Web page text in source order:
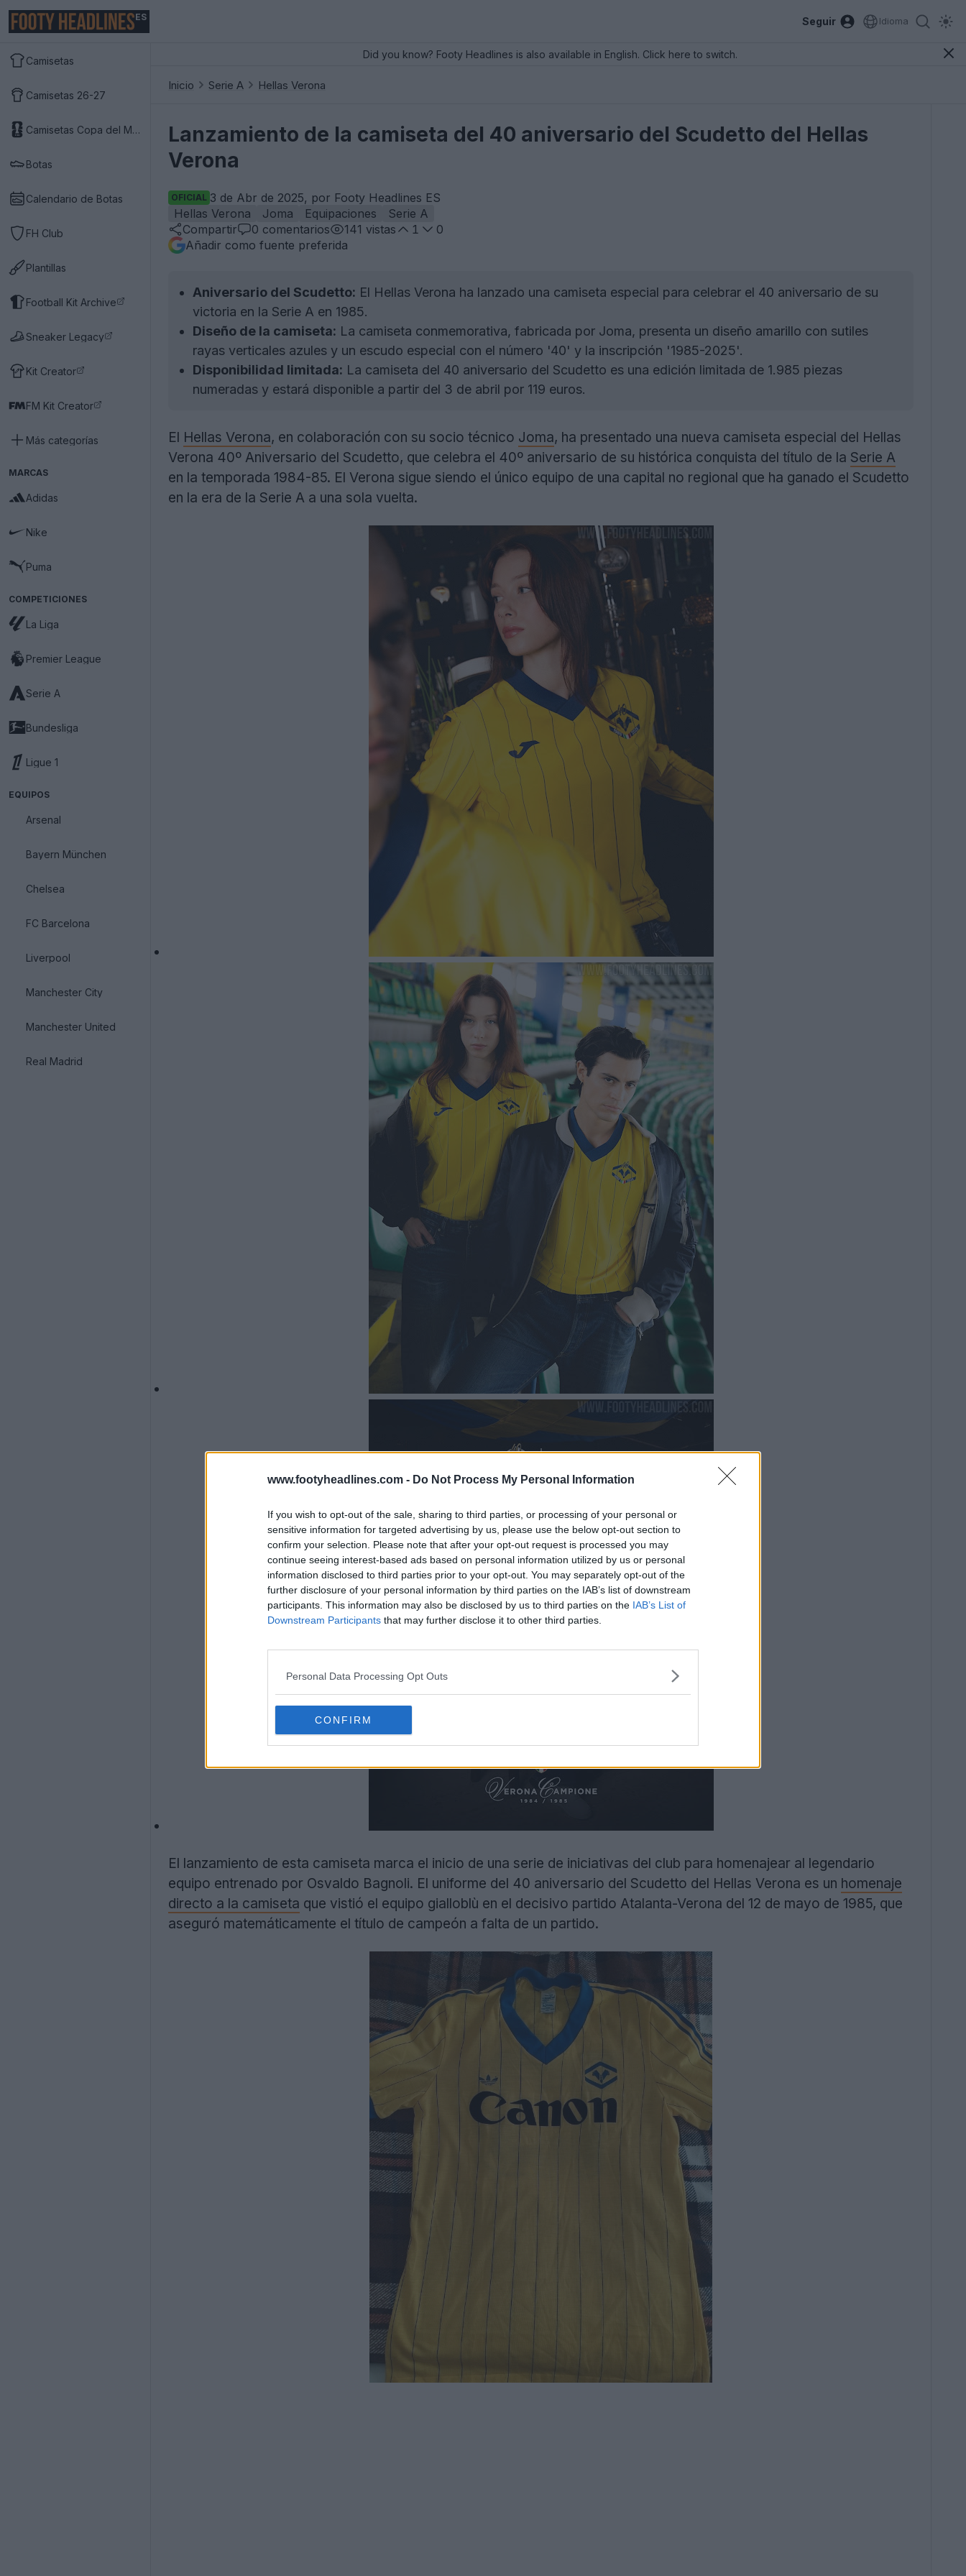
www.footyheadlines.com - Do Not Process My Personal Information
If you wish to opt-out of the sale, sharing to third parties, or processing of your personal or
sensitive information for targeted advertising by us, please use the below opt-out section to
confirm your selection. Please note that after your opt-out request is processed you may
continue seeing interest-based ads based on personal information utilized by us or personal
information disclosed to third parties prior to your opt-out. You may separately opt-out of the
further disclosure of your personal information by third parties on the IAB’s list of downstream
participants. This information may also be disclosed by us to third parties on the IAB’s List of
Downstream Participants that may further disclose it to other third parties.
Personal Data Processing Opt Outs
CONFIRM
ES Seguir Idioma
Camisetas
Camisetas 26-27
Camisetas Copa del Mundo 2026
Botas
Calendario de Botas
FH Club
Plantillas
Football Kit Archive
Sneaker Legacy
Kit Creator
FM Kit Creator
Más categorías
MARCAS
Adidas
Nike
Puma
COMPETICIONES
La Liga
Premier League
Serie A
Bundesliga
Ligue 1
EQUIPOS
Arsenal
Bayern München
Chelsea
FC Barcelona
Liverpool
Manchester City
Manchester United
Real Madrid
Did you know? Footy Headlines is also available in English. Click here to switch.
Inicio Serie A Hellas Verona
Lanzamiento de la camiseta del 40 aniversario del Scudetto del Hellas
Verona
OFICIAL 3 de Abr de 2025, por Footy Headlines ES
Hellas Verona
Joma Equipaciones
Serie A
Compartir
0 comentarios 141 vistas 1
0
Añadir como fuente preferida
Aniversario del Scudetto: El Hellas Verona ha lanzado una camiseta especial para celebrar el 40 aniversario de su
victoria en la Serie A en 1985.
Diseño de la camiseta: La camiseta conmemorativa, fabricada por Joma, presenta un diseño amarillo con sutiles
rayas verticales azules y un escudo especial con el número '40' y la inscripción '1985-2025'.
Disponibilidad limitada: La camiseta del 40 aniversario del Scudetto es una edición limitada de 1.985 piezas
numeradas y estará disponible a partir del 3 de abril por 119 euros.
El Hellas Verona, en colaboración con su socio técnico Joma, ha presentado una nueva camiseta especial del Hellas
Verona 40º Aniversario del Scudetto, que celebra el 40º aniversario de su histórica conquista del título de la Serie A
en la temporada 1984-85. El Verona sigue siendo el único equipo de una capital no regional que ha ganado el Scudetto
en la era de la Serie A a una sola vuelta.
El lanzamiento de esta camiseta marca el inicio de una serie de iniciativas del club para homenajear al legendario
equipo entrenado por Osvaldo Bagnoli. El uniforme del 40 aniversario del Scudetto del Hellas Verona es un homenaje
directo a la camiseta que vistió el equipo gialloblù en el decisivo partido Atalanta-Verona del 12 de mayo de 1985, que
aseguró matemáticamente el título de campeón a falta de un partido.